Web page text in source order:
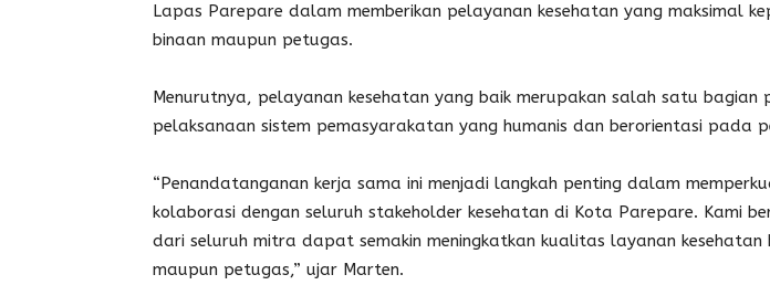
Lapas Parepare dalam memberikan pelayanan kesehatan yang maksimal
binaan maupun petugas.
Menurutnya, pelayanan kesehatan yang baik merupakan salah satu bagian
pelaksanaan sistem pemasyarakatan yang humanis dan berorientasi pada
“Penandatanganan kerja sama ini menjadi langkah penting dalam
kolaborasi dengan seluruh stakeholder kesehatan di Kota Parepare. Kami
dari seluruh mitra dapat semakin meningkatkan kualitas layanan kesehatan
maupun petugas,” ujar Marten.